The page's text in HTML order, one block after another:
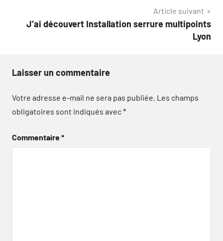
Article suivant
J’ai découvert Installation serrure multipoints
Lyon
Laisser un commentaire
Votre adresse e-mail ne sera pas publiée. Les champs
obligatoires sont indiqués avec*
Commentaire*